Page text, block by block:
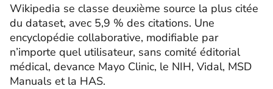
Wikipedia se classe deuxième source la plus citée
du dataset, avec 5,9 % des citations. Une
encyclopédie collaborative, modifiable par
n’importe quel utilisateur, sans comité éditorial
médical, devance Mayo Clinic, le NIH, Vidal, MSD
Manuals et la HAS.